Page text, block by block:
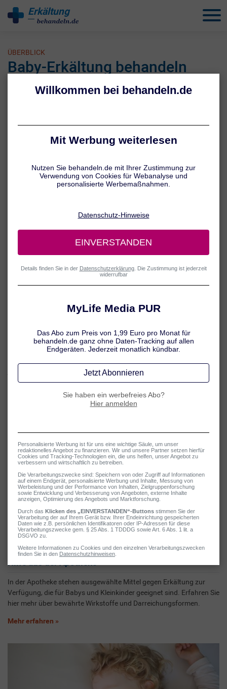
Erkältungbehandeln
ÜBERBLICK
Baby-Erkältung behandeln
Wenn Babys erkältet sind, sind Symptome wie Schnupfen oder
schon viel Ruhe, ausreichend Flüssigkeit und einige zusätzliche
Maßnahmen Erleichterung. Wichtig: Verabreichen Sie Ihrem Baby
ohne Rücksprache mit dem Arzt keine Medikamente.
Grundsätzlich gilt gerade für Babys und Kleinkinder, dass man lieber
einmal zu viel als einmal zu wenig zum Arzt gehen sollte.
Erkältung bei Babys behandeln
jetzt viel Schlaf, Ruhe und ausreichend Flüssigkeit. Lesen Sie hier,
was Sie zusätzlich tun können und wann ein Arztbesuch wichtig ist.
Hilfe aus der Apotheke
In der Apotheke stehen ausgewählte Mittel gegen Erkältung zur
Verfügung, die für Babys und Kleinkinder geeignet sind. Erfahren Sie
hier mehr über bewährte Wirkstoffe und Darreichungsformen.
Mehr erfahren